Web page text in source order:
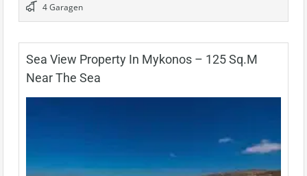
4 Garagen
Sea View Property In Mykonos – 125 Sq.m
Near The Sea